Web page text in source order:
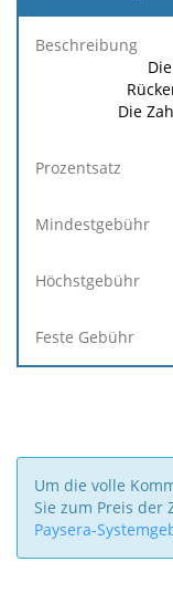
Die
Um die volle
Sie zum Preis der
Paysera-